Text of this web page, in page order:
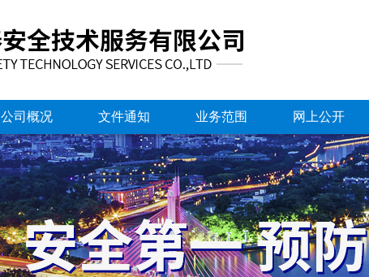
公司概况 文件通知 业务范围 网上公开